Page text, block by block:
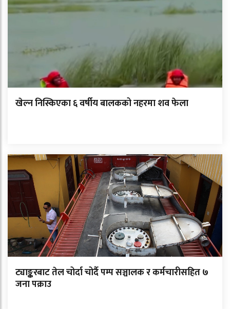
खेल्न निस्किएका ६ वर्षीय बालकको नहरमा शव फेला
ट्याङ्करबाट तेल चोर्दा चोर्दै पम्प सञ्चालक र कर्मचारीसहित ७
जना पक्राउ